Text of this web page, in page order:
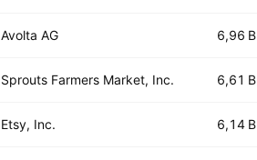
Avolta AG 6,96 B
Sprouts Farmers Market, Inc. 6,61 B
Etsy, Inc. 6,14 B